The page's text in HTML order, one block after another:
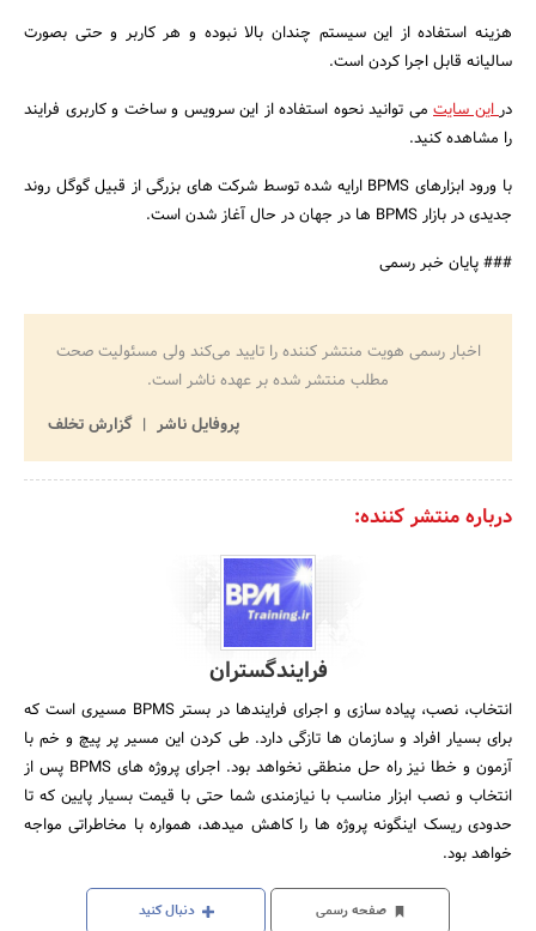
هزینه استفاده از این سیستم چندان بالا نبوده و هر کاربر و حتی بصورت
سالیانه قابل اجرا کردن است.
دراین سایت می توانید نحوه استفاده از این سرویس و ساخت و کاربری فرایند
را مشاهده کنید.
با ورود ابزارهای BPMS ارایه شده توسط شرکت های بزرگی از قبیل گوگل روند
جدیدی در بازار BPMS ها در جهان در حال آغاز شدن است.
### پایان خبر رسمی
اخبار رسمی هویت منتشر کننده را تایید می‌کند ولی مسئولیت صحت
مطلب منتشر شده بر عهده ناشر است.
پروفایل ناشر
گزارش تخلف
درباره منتشر کننده:
فرایندگستران
انتخاب، نصب، پیاده سازی و اجرای فرایندها در بستر BPMS مسیری است که
برای بسیار افراد و سازمان ها تازگی دارد. طی کردن این مسیر پر پیچ و خم با
آزمون و خطا نیز راه حل منطقی نخواهد بود. اجرای پروژه های BPMS پس از
انتخاب و نصب ابزار مناسب با نیازمندی شما حتی با قیمت بسیار پایین که تا
حدودی ریسک اینگونه پروژه ها را کاهش میدهد، همواره با مخاطراتی مواجه
خواهد بود.
صفحه رسمی دنبال کنید